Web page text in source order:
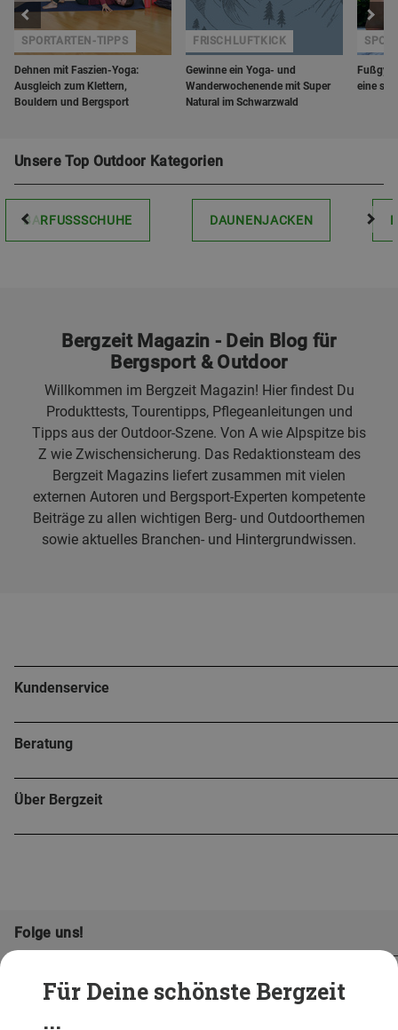
Für Deine schönste Bergzeit
...
Dehnen mit Faszien-Yoga:
Ausgleich zum Klettern,
Bouldern und Bergsport
SPORTARTEN-TIPPS
Gewinne ein Yoga- und
Wanderwochenende mit Super
Natural im Schwarzwald
FRISCHLUFTKICK
eine
Unsere Top Outdoor Kategorien
BARFUSSSCHUHE DAUNENJACKEN
Bergzeit Magazin - Dein Blog für
Bergsport & Outdoor
Willkommen im Bergzeit Magazin! Hier findest Du
Produkttests, Tourentipps, Pflegeanleitungen und
Tipps aus der Outdoor-Szene. Von A wie Alpspitze bis
Z wie Zwischensicherung. Das Redaktionsteam des
Bergzeit Magazins liefert zusammen mit vielen
externen Autoren und Bergsport-Experten kompetente
Beiträge zu allen wichtigen Berg- und Outdoorthemen
sowie aktuelles Branchen- und Hintergrundwissen.
Kundenservice
Beratung
Über Bergzeit
Folge uns!